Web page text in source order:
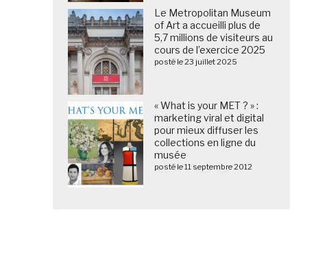
Le Metropolitan Museum
of Art a accueilli plus de
5,7 millions de visiteurs au
cours de l’exercice 2025
posté le 23 juillet 2025
« What is your MET ? » :
marketing viral et digital
pour mieux diffuser les
collections en ligne du
musée
posté le 11 septembre 2012